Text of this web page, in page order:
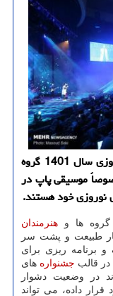
موزیک خوان: همزمان با شروع تعطیلات نوروزی سال 1401 گروه
موسیقی پاپ در
نوروزی خود هستند.
گروه ها و هنرمندان
طبیعت و پشت سر
برنامه ریزی برای
قالب جشنواره های
در وضعیت دشوار
قرار داده، می تواند